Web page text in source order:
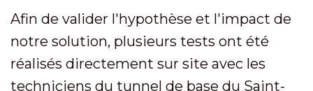
Afin de valider l'hypothèse et l'impact de
notre solution, plusieurs tests ont été
réalisés directement sur site avec les
techniciens du tunnel de base du Saint-